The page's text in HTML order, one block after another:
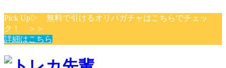
Pick Up▷ 無料で引けるオリパガチャはこちらでチェッ
ク！ ＞＞
詳細はこちら